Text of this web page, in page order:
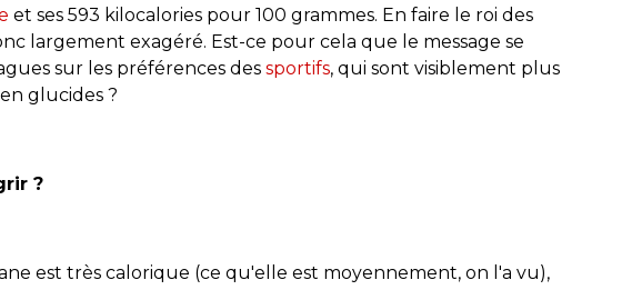
et ses 593 kilocalories pour 100 grammes. En faire le roi des
largement exagéré. Est-ce pour cela que le message se
sur les préférences des sportifs, qui sont visiblement plus
glucides ?
?
est très calorique (ce qu'elle est moyennement, on l'a vu),